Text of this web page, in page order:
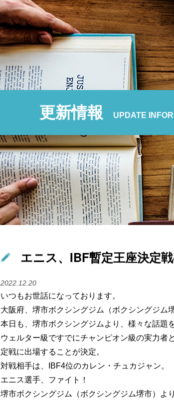
更新情報 UPDATE
エニス、IBF暫定王座決定
2022.12.20
いつもお世話になっております。
大阪府、堺市ボクシングジム（ボクシングジム
本日も、堺市ボクシングジムより、様々な話題
ウェルター級ですでにチャンピオン級の実力
定戦に出場することが決定。
対戦相手は、IBF4位のカレン・チュカジャン。
エニス選手、ファイト！
堺市ボクシングジム（ボクシングジム堺市）よ